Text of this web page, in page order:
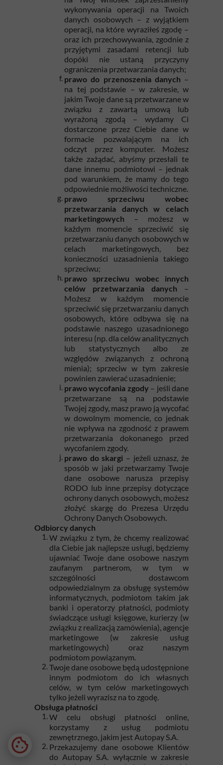
wykonywania operacji na Twoich
danych osobowych – z wyjątkiem
operacji, na które wyraziłeś zgodę –
oraz ich przechowywania, zgodnie z
przyjętymi zasadami retencji lub
dopóki nie ustaną przyczyny
ograniczenia przetwarzania danych;
prawo do przenoszenia danych –
na tej podstawie – w zakresie, w
jakim Twoje dane są przetwarzane w
związku z zawartą umową lub
wyrażoną zgodą – wydamy Ci
dostarczone przez Ciebie dane w
formacie pozwalającym na ich
odczyt przez komputer. Możesz
także zażądać, abyśmy przesłali te
dane innemu podmiotowi – jednak
pod warunkiem, że mamy do tego
odpowiednie możliwości techniczne.
prawo sprzeciwu wobec
przetwarzania danych w celach
marketingowych – możesz w
każdym momencie sprzeciwić się
przetwarzaniu danych osobowych w
celach marketingowych, bez
konieczności uzasadnienia takiego
sprzeciwu;
prawo sprzeciwu wobec innych
celów przetwarzania danych –
Możesz w każdym momencie
sprzeciwić się przetwarzaniu danych
osobowych, które odbywa się na
podstawie naszego uzasadnionego
interesu (np. dla celów analitycznych
lub statystycznych albo ze
względów związanych z ochroną
mienia); sprzeciw w tym zakresie
powinien zawierać uzasadnienie;
prawo wycofania zgody – jeśli dane
przetwarzane są na podstawie
Twojej zgody, masz prawo ją wycofać
w dowolnym momencie, co jednak
nie wpływa na zgodność z prawem
przetwarzania dokonanego przed
wycofaniem zgody.
prawo do skargi – jeżeli uznasz, że
sposób w jaki przetwarzamy Twoje
dane osobowe narusza przepisy
RODO lub inne przepisy dotyczące
ochrony danych osobowych, możesz
złożyć skargę do Prezesa Urzędu
Ochrony Danych Osobowych.
Odbiorcy danych
W związku z tym, że chcemy realizować
dla Ciebie jak najlepsze usługi, będziemy
ujawniać Twoje dane osobowe naszym
zaufanym partnerom, w tym w
szczególności dostawcom
odpowiedzialnym za obsługę systemów
informatycznych, podmiotom takim jak
banki i operatorzy płatności, podmioty
świadczące usługi księgowe, kurierzy (w
związku z realizacją zamówienia), agencje
marketingowe (w zakresie usług
marketingowych) oraz naszym
podmiotom powiązanym.
Twoje dane osobowe będą udostępnione
innym podmiotom do ich własnych
celów, w tym celów marketingowych
tylko jeżeli wyrazisz na to zgodę.
Obsługa płatności
W celu obsługi płatności online,
korzystamy z usług podmiotu
zewnętrznego, jakim jest Autopay S.A.
Przekazujemy dane osobowe Klientów
do Autopay S.A. wyłącznie w zakresie